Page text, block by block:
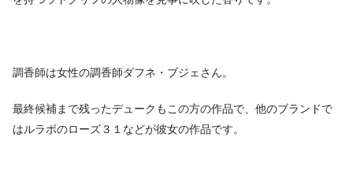
調香師は女性の調香師ダフネ・ブジェさん。
最終候補まで残ったデュークもこの方の作品で、他のブランドで
はルラボのローズ３１などが彼女の作品です。